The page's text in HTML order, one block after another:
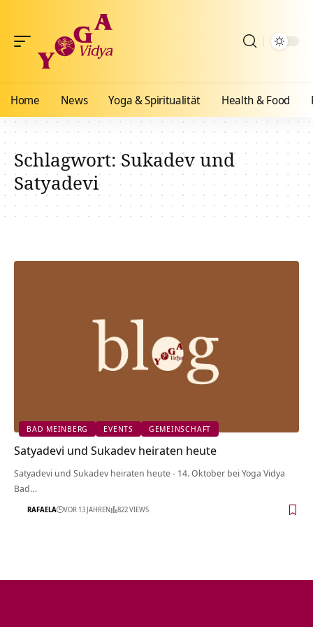
Home News Yoga & Spiritualität Health & Food
Schlagwort:Sukadev und
Satyadevi
BAD MEINBERG EVENTS GEMEINSCHAFT
Satyadevi und Sukadev heiraten heute
Satyadevi und Sukadev heiraten heute - 14. Oktober bei Yoga Vidya
Bad…
RAFAELA VOR 13 JAHREN 822 VIEWS